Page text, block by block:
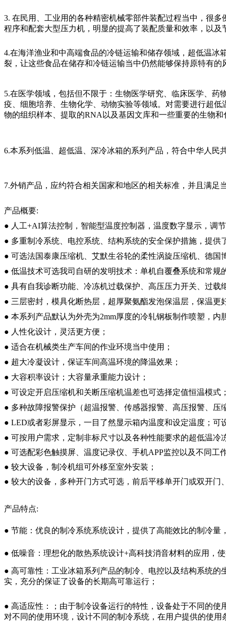
3. 在民用、工业用的各种精密机械零部件装配过程当中，很
程序和配套大型压力机，明显的提高了装配质量和效率，以及
4.在海洋渔业和中高端食品的冷链运输和储存领域，超低温
裂，让这些食品在储存和冷链运输当中仍然能够保持原特有的
5.在医学领域，包括但不限于：生物医学研究、临床医学、
疫、细胞培养、生物化学、动物实验等领域。对需要进行超
物的组织样本、提取的RNA以及基因文库和一些重要的生物
6.本系列低温、超低温、深冷冰箱的系列产品，符合中华人
7.外销产品，应约符合相关国家和地区的相关标准，并且满足
产品概要:
● 人工+AI算法控制，智能型温度控制器，温度数字显示，调
● 多重制冷系统、电控系统、结构系统的安全保护措施，提供
● 可选法国泰康压缩机、艾默生谷轮的柔性涡旋压缩机、德
● 低温技术可选我司自研的发明技术：单机自覆叠系统和常
● 具有自我诊断功能、冷冻机过载保护、高压压力开关、过
● 三层密封，模具化断热层，超厚聚氨酯发泡保温层，保温更
● 本系列产品默认为外壳为2mm厚度的冷轧钢板制作喷塑，内
● 人性化设计，灵活更方便；
● 适合在机械类生产车间的作业环境当中使用；
● 超大冷凝设计，保证车间高温环境的降温效果；
● 大容积率设计；大容量承重能力设计；
● 可设定开启压缩机和关断压缩机温差也可选择定值恒温模式
● 多种故障报警保护（超温报警、传感器报警、高压报警、压
● LED或者彩屏显示，一目了然显示箱内温度和设定温度；
● 可按用户需求，定制非标尺寸以及各种性能要求的超低温冷
● 可选配彩色触摸屏、温度记录仪、手机APP监控以及不同工
● 较大设备，制冷机组可外移至室外安装；
● 较大的设备，多种开门方式可选，前后平移单开门或双开
产品特点:
● 节能：优良的制冷系统系统设计，提供了高能效比的制冷
● 低噪音：理想化的散热系统设计+高科技消音材料的应用，
● 高可靠性：工业冰箱系列产品的制冷、电控以及结构系统
实，充分的保证了设备的长期高可靠运行；
● 高适应性：；由于制冷设备运行的特性，设备处于不同的
对不同的使用环境，设计不同的制冷系统，在用户提供的使